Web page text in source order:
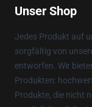
Unser Shop
Jedes Produkt auf
sorgfältig von
entworfen. Wir
Produkten:
Produkte, die nicht